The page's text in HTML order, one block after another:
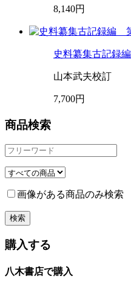
8,140円
史料纂集古記録
山本武夫校訂
7,700円
商品検索
画像がある商品のみ検索
購入する
八木書店で購入